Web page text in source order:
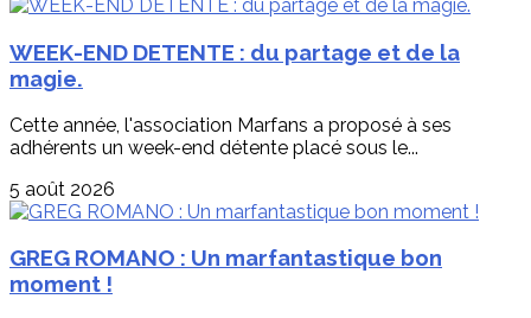
WEEK-END DETENTE : du partage et de la
magie.
Cette année, l'association Marfans a proposé à ses
adhérents un week-end détente placé sous le...
5 août 2026
GREG ROMANO : Un marfantastique bon
moment !